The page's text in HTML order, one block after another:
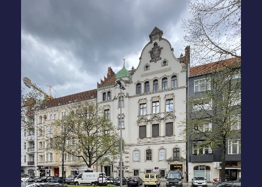
Hotel Wilmina, Berlin (Grüntuch Ernst
Architekten, 2022) - Foto: Stefan Rethfeld